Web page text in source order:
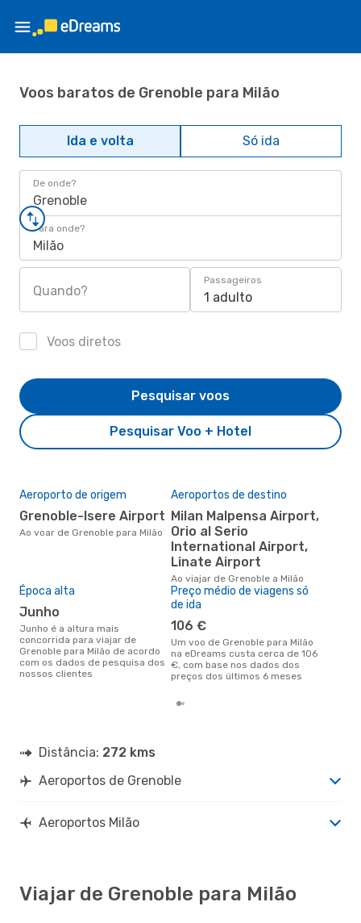
Voos baratos de Grenoble para Milão
Ida e volta Só ida
De onde?
Grenoble
Para onde?
Milão
Quando?
Passageiros
1 adulto
Voos diretos
Pesquisar Voo + Hotel
Pesquisar voos
Aeroporto de origem
Grenoble-Isere Airport
Ao voar de Grenoble para Milão
Aeroportos de destino
Milan Malpensa Airport,
Orio al Serio
International Airport,
Linate Airport
Ao viajar de Grenoble a Milão
Época alta
junho
junho é a altura mais
concorrida para viajar de
Grenoble para Milão de acordo
com os dados de pesquisa dos
nossos clientes
Preço médio de viagens só
de ida
106 €
Um voo de Grenoble para Milão
na eDreams custa cerca de 106
€, com base nos dados dos
preços dos últimos 6 meses
Distância: 272 kms
Aeroportos de Grenoble
Aeroportos Milão
Viajar de Grenoble para Milão